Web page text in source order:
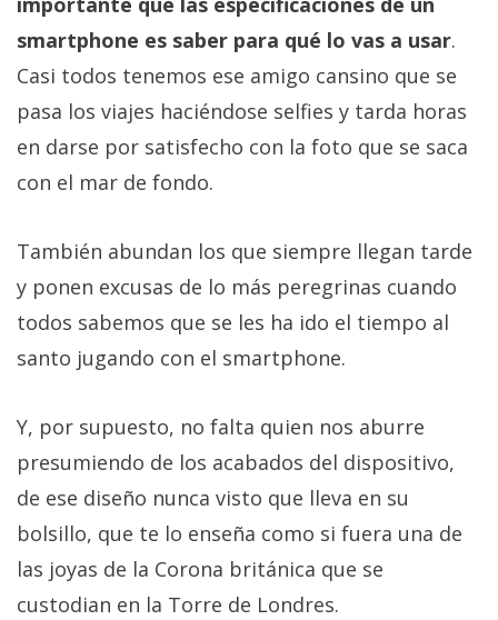
smartphone es saber para qué lo vas a usar.
Casi todos tenemos ese amigo cansino que se
pasa los viajes haciéndose selfies y tarda horas
en darse por satisfecho con la foto que se saca
con el mar de fondo.
También abundan los que siempre llegan tarde
y ponen excusas de lo más peregrinas cuando
todos sabemos que se les ha ido el tiempo al
santo jugando con el smartphone.
Y, por supuesto, no falta quien nos aburre
presumiendo de los acabados del dispositivo,
de ese diseño nunca visto que lleva en su
bolsillo, que te lo enseña como si fuera una de
las joyas de la Corona británica que se
custodian en la Torre de Londres.